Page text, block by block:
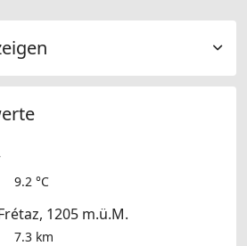
9.2 °C
1205 m.ü.M.
7.3 km